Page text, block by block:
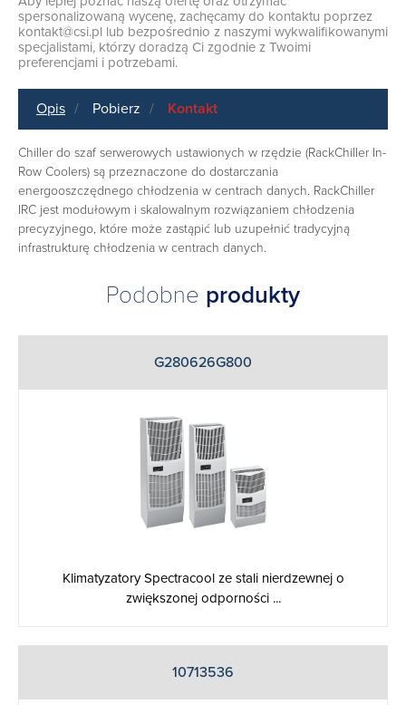
spersonalizowaną wycenę, zachęcamy do kontaktu poprzez
kontakt@csi.pl lub bezpośrednio z naszymi wykwalifikowanymi
specjalistami, którzy doradzą Ci zgodnie z Twoimi
preferencjami i potrzebami.
Opis Pobierz Kontakt
Chiller do szaf serwerowych ustawionych w rzędzie (RackChiller In-
Row Coolers) są przeznaczone do dostarczania
energooszczędnego chłodzenia w centrach danych. RackChiller
IRC jest modułowym i skalowalnym rozwiązaniem chłodzenia
precyzyjnego, które może zastąpić lub uzupełnić tradycyjną
infrastrukturę chłodzenia w centrach danych.
Podobne produkty
G280626G800
Klimatyzatory Spectracool ze stali nierdzewnej o
zwiększonej odporności ...
10713536